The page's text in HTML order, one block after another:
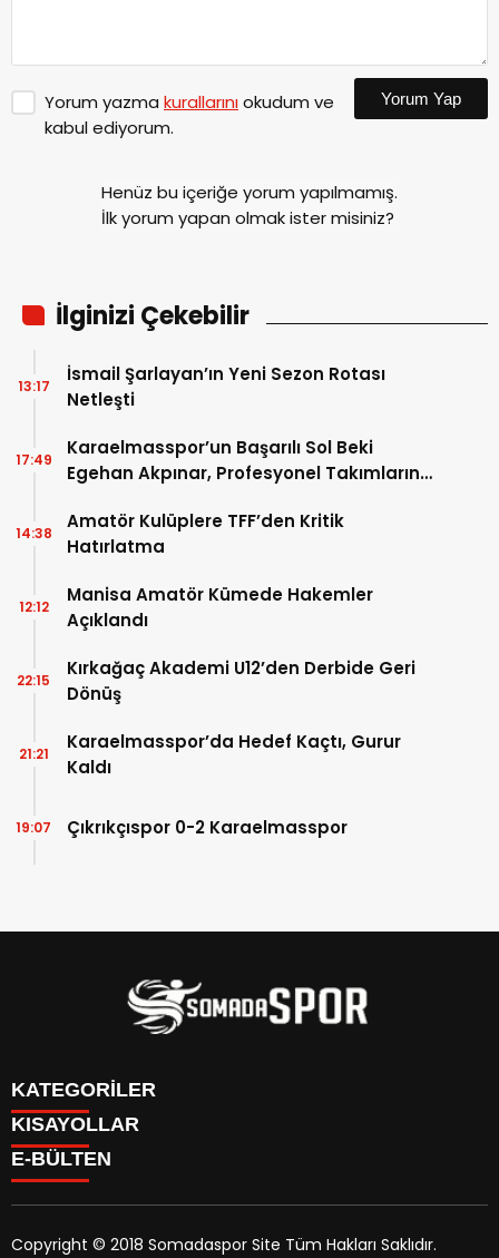
Yorum yazma kurallarınıokudum ve
kabul ediyorum.
Yorum Yap
Henüz bu içeriğe yorum yapılmamış.
İlk yorum yapan olmak ister misiniz?
İlginizi Çekebilir
İsmail Şarlayan’ın Yeni Sezon Rotası
Netleşti
13:17
Karaelmasspor’un Başarılı Sol Beki
Egehan Akpınar, Profesyonel Takımların
17:49
Amatör Kulüplere TFF’den Kritik
Hatırlatma
14:38
Manisa Amatör Kümede Hakemler
Açıklandı
12:12
Kırkağaç Akademi U12’den Derbide Geri
Dönüş
22:15
Karaelmasspor’da Hedef Kaçtı, Gurur
Kaldı
21:21
Çıkrıkçıspor 0-2 Karaelmasspor
19:07
KATEGORİLER
İletişim
İstatistikler & Puan Durumu & Fikstür
Yayın Politikamız
KISAYOLLAR
Genel
Somaspor
E-BÜLTEN
Copyright © 2018 Somadaspor Site Tüm Hakları Saklıdır.